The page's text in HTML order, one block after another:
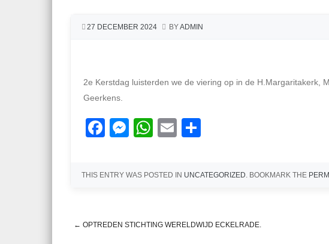
27 DECEMBER 2024 BYADMIN
2e Kerstdag luisterden we de viering op in de H.Margaritakerk,
Geerkens.
F
c
o
M
ss
g
W
at
p
E
ail e
THIS ENTRY WAS POSTED IN UNCATEGORIZED. BOOKMARK THE
← OPTREDEN STICHTING WERELDWIJD ECKELRADE.